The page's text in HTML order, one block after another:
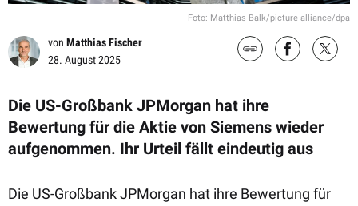
Foto: Matthias Balk/picture alliance/dpa
von Matthias Fischer
28. August 2025
Die US-Großbank JPMorgan hat ihre
Bewertung für die Aktie von Siemens wieder
aufgenommen. Ihr Urteil fällt eindeutig aus
Die US-Großbank JPMorgan hat ihre Bewertung für